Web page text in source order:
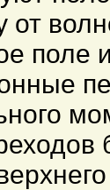
от
поле